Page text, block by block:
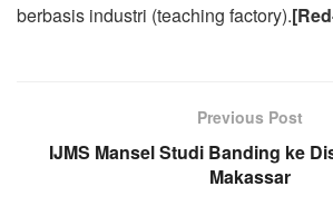
berbasis industri (teaching factory).
Previous Post
IJMS Mansel Studi Banding ke
Makassar